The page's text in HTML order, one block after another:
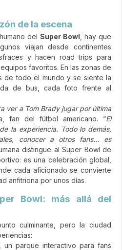
de la escena
del Super Bowl , hay que
viajan desde continentes
y hacen road trips para
favoritos. En las zonas de
de todo el mundo y se siente la
de bus, cada foto frente al
ver a Tom Brady jugar por última
fan del fútbol americano. “El
la experiencia. Todo lo demás,
conocer a otros fans… es
distingue al Super Bowl de
es una celebración global,
cada aficionado se convierte
anfitriona por unos días.
Bowl: más allá del
culminante, pero la ciudad
un parque interactivo para fans